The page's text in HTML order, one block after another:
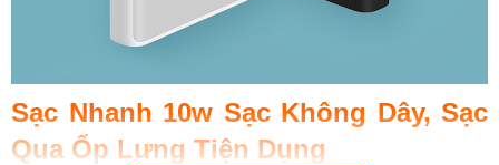
Sạc Nhanh 10w Sạc Không Dây, Sạc
Qua Ốp Lưng Tiện Dụng